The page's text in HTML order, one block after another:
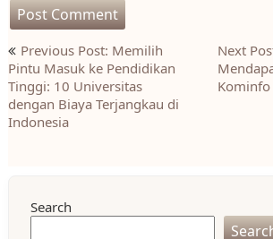
Post
navigation
Previous Post: Memilih
Pintu Masuk ke Pendidikan
Tinggi: 10 Universitas
dengan Biaya Terjangkau di
Indonesia
Next
Search